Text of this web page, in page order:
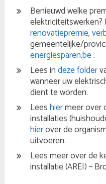
Benieuwd welke
elektriciteitswerken?
renovatiepremie,
gemeentelijke/
energiesparen.be.
Lees indeze folder
wanneer uw
dient te worden.
Leeshiermeer over
installaties
hierover de
uitvoeren.
Lees meer over de
installatie (AREI) –